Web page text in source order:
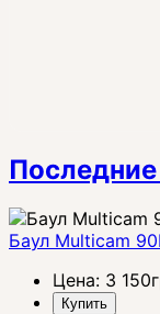
Баул Multicam
Цена: 3 150
Купить